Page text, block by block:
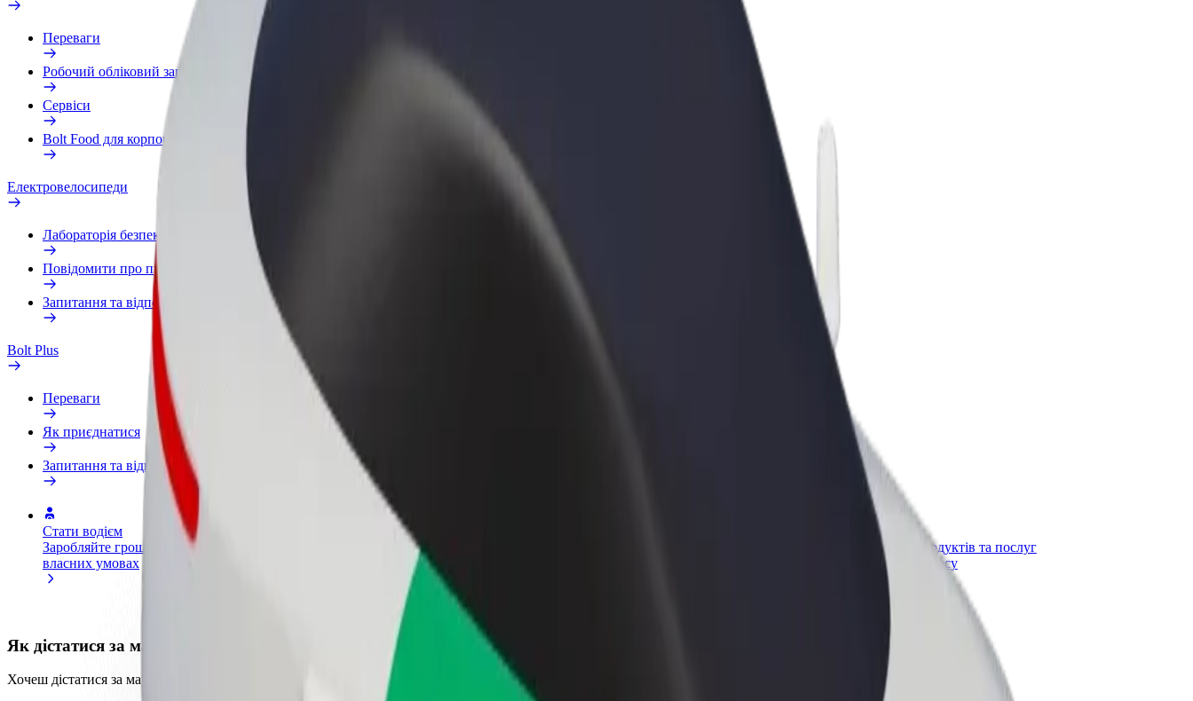
Переваги
Робочий обліковий запис
Сервіси
Bolt Food для корпоративних клієнтів
Електровелосипеди
Лабораторія безпеки
Повідомити про проблему
Запитання та відповіді
Bolt Plus
Переваги
Як приєднатися
Запитання та відповіді
Стати водієм
Заробляйте гроші на
власних умовах
Стати кур'єром
Доставляйте їжу та отримуйте
Додати ресторан чи
крамницю
Залучайте більше клієнтів та
збільшуйте виторг
Bolt for Business
Масштабування продуктів та послуг
Bolt для вашого бізнесу
Як дістатися за маршрутом Na Radouči – Mladá Boleslav
Хочеш дістатися за маршрутом "Na Radouči" – "Mladá Boleslav"? Ознайомся з нашими сервісами та знайди ідеальний спосіб пересування для своєї поїздки.